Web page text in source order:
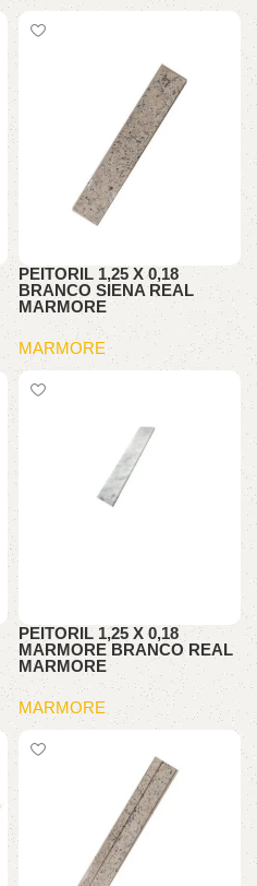
PEITORIL 1,25 X 0,18
BRANCO SIENA REAL
MARMORE
MARMORE
PEITORIL 1,25 X 0,18
MARMORE BRANCO REAL
MARMORE
MARMORE